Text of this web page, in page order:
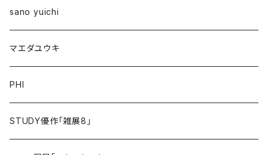
sano yuichi
マエダユウキ
PHI
STUDY優作「雑展8」